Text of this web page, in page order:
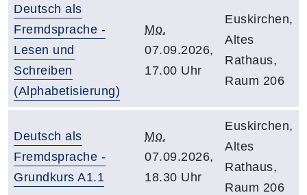
Deutsch als
Fremdsprache -
Lesen und
Schreiben
(Alphabetisierung)
Mo.
07.09.2026,
17.00 Uhr
Euskirchen,
Altes
Rathaus,
Raum 206
Deutsch als
Fremdsprache -
Grundkurs A1.1
Mo.
07.09.2026,
18.30 Uhr
Euskirchen,
Altes
Rathaus,
Raum 206